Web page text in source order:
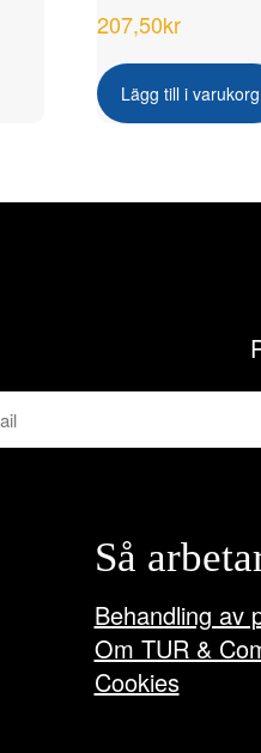
på
207,50kr
Lägg till i varukorg
Så
Behandling av
Om TUR &
Cookies